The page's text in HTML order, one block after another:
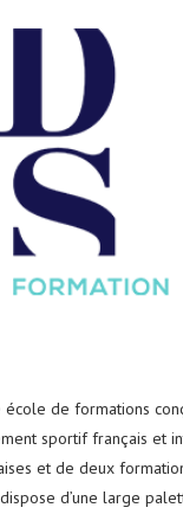
école de formations
sportif français et
et de deux
d’une large